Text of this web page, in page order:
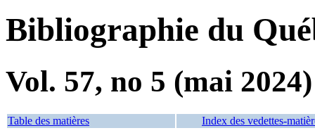
Bibliographie du
Vol. 57, no 5 (mai 2024)
Table des matières Index des vedettes-